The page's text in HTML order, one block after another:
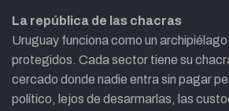
La república de las chacras
Uruguay funciona como un
protegidos. Cada sector tiene su
cercado donde nadie entra sin pagar
político, lejos de desarmarlas, las